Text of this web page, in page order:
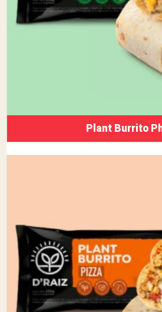
Plant Burrito